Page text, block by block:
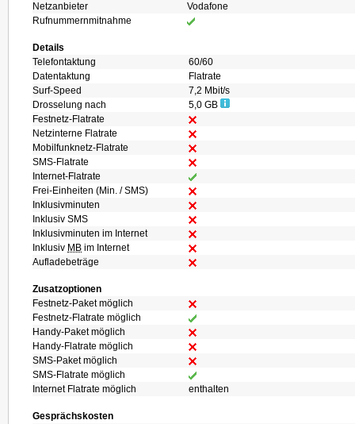
Netzanbieter
Vodafone
Rufnummernmitnahme
Details
Telefontaktung
60/60
Datentaktung
Flatrate
Surf-Speed
7,2 Mbit/s
Drosselung nach
5,0 GB
Festnetz-Flatrate
Netzinterne Flatrate
Mobilfunknetz-Flatrate
SMS-Flatrate
Internet-Flatrate
Frei-Einheiten (Min. / SMS)
Inklusivminuten
Inklusiv SMS
Inklusivminuten im Internet
Inklusiv MB im Internet
Aufladebeträge
Zusatzoptionen
Festnetz-Paket möglich
Festnetz-Flatrate möglich
Handy-Paket möglich
Handy-Flatrate möglich
SMS-Paket möglich
SMS-Flatrate möglich
Internet Flatrate möglich
enthalten
Gesprächskosten